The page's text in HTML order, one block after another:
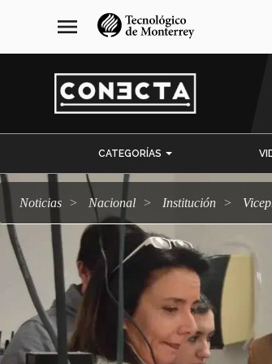
navegación
principal
menu
CATEGORÍAS
Noticias Nacional Institución